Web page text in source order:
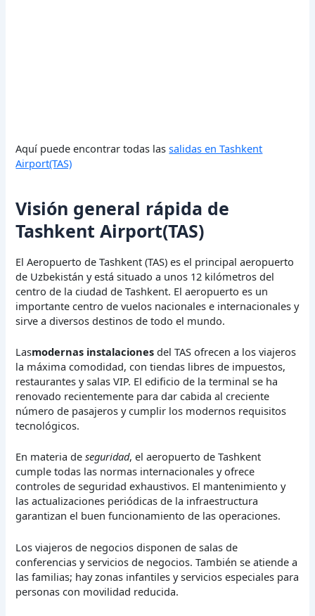
Aquí puede encontrar todas lassalidas en Tashkent
Airport(TAS)
Visión general rápida de
Tashkent Airport(TAS)
El Aeropuerto de Tashkent (TAS) es el principal aeropuerto
de Uzbekistán y está situado a unos 12 kilómetros del
centro de la ciudad de Tashkent. El aeropuerto es un
importante centro de vuelos nacionales e internacionales y
sirve a diversos destinos de todo el mundo.
Lasmodernas instalaciones del TAS ofrecen a los viajeros
la máxima comodidad, con tiendas libres de impuestos,
restaurantes y salas VIP. El edificio de la terminal se ha
renovado recientemente para dar cabida al creciente
número de pasajeros y cumplir los modernos requisitos
tecnológicos.
En materia deseguridad, el aeropuerto de Tashkent
cumple todas las normas internacionales y ofrece
controles de seguridad exhaustivos. El mantenimiento y
las actualizaciones periódicas de la infraestructura
garantizan el buen funcionamiento de las operaciones.
Los viajeros de negocios disponen de salas de
conferencias y servicios de negocios. También se atiende a
las familias; hay zonas infantiles y servicios especiales para
personas con movilidad reducida.